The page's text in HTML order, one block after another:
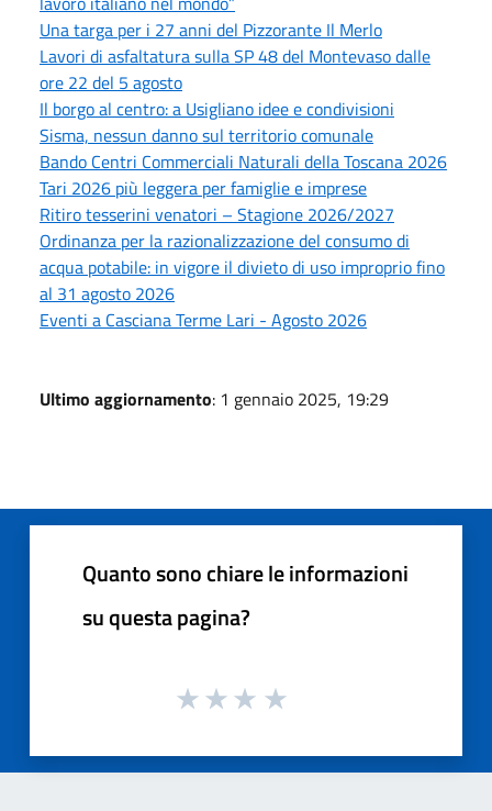
Una targa per i 27 anni del Pizzorante Il Merlo
Lavori di asfaltatura sulla SP 48 del Montevaso dalle
ore 22 del 5 agosto
Il borgo al centro: a Usigliano idee e condivisioni
Sisma, nessun danno sul territorio comunale
Bando Centri Commerciali Naturali della Toscana 2026
Tari 2026 più leggera per famiglie e imprese
Ritiro tesserini venatori – Stagione 2026/2027
Ordinanza per la razionalizzazione del consumo di
acqua potabile: in vigore il divieto di uso improprio fino
al 31 agosto 2026
Eventi a Casciana Terme Lari - Agosto 2026
Ultimo aggiornamento: 1 gennaio 2025, 19:29
Quanto sono chiare le informazioni
su questa pagina?